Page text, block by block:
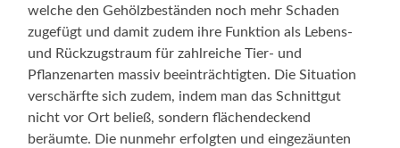
welche den Gehölzbeständen noch mehr Schaden
zugefügt und damit zudem ihre Funktion als Lebens-
und Rückzugstraum für zahlreiche Tier- und
Pflanzenarten massiv beeinträchtigten. Die Situation
verschärfte sich zudem, indem man das Schnittgut
nicht vor Ort beließ, sondern flächendeckend
beräumte. Die nunmehr erfolgten und eingezäunten